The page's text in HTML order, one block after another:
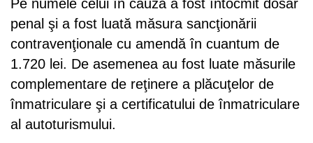
Pe numele celui în cauză a fost întocmit dosar
penal şi a fost luată măsura sancţionării
contravenţionale cu amendă în cuantum de
1.720 lei. De asemenea au fost luate măsurile
complementare de reţinere a plăcuţelor de
înmatriculare şi a certificatului de înmatriculare
al autoturismului.